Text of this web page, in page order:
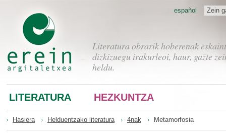
Literatura obrarik hoberenak
dizkizuegu irakurleoi, haur, gazte
heldu.
Zein
español
LITERATURA HEZKUNTZA
Hasiera Helduentzako literatura 4nak Metamorfosia